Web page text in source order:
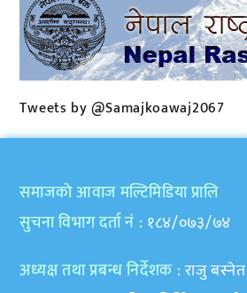
Tweets by @Samajkoawaj2067
समाजकाे आवाज मल्टिमिडिया प्रालि
सुचना विभाग दर्ता नं : १८४/०७३/७४
अध्यक्ष तथा प्रबन्ध निर्देशक : राजु बस्नेत